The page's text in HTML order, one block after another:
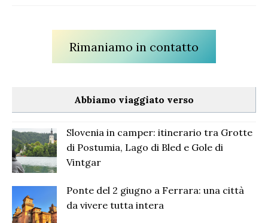
Rimaniamo in contatto
Abbiamo viaggiato verso
Slovenia in camper: itinerario tra Grotte
di Postumia, Lago di Bled e Gole di
Vintgar
Ponte del 2 giugno a Ferrara: una città
da vivere tutta intera